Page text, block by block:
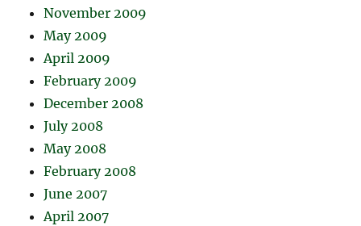
November 2009
May 2009
April 2009
February 2009
December 2008
July 2008
May 2008
February 2008
June 2007
April 2007